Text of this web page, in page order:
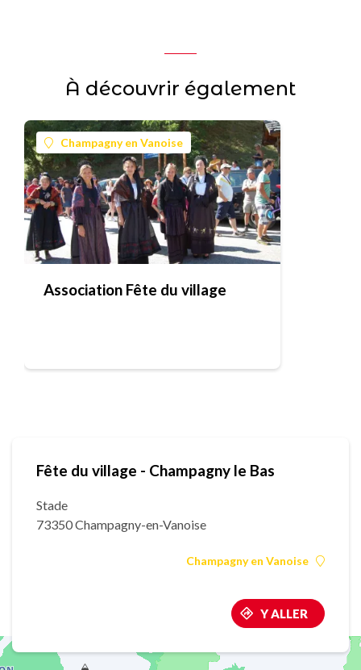
À découvrir également
Champagny en Vanoise
Association Fête du village
Fête du village - Champagny le Bas
Stade
73350 Champagny-en-Vanoise
Champagny en Vanoise
Y ALLER